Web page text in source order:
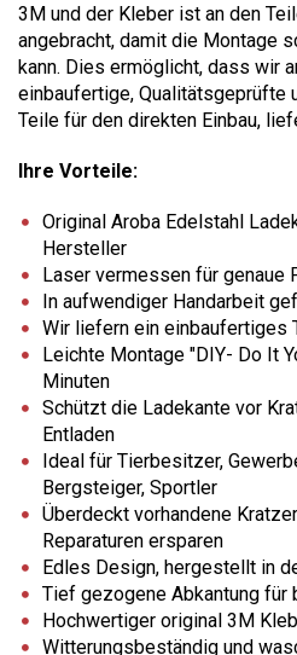
3M und der Kleber ist an den
angebracht, damit die Montage
kann. Dies ermöglicht, dass wir
einbaufertige, Qualitätsgeprüfte
Teile für den direkten Einbau,
Ihre Vorteile:
Original Aroba Edelstahl
Hersteller
Laser vermessen für genaue
In aufwendiger Handarbeit
Wir liefern ein einbaufertiges
Leichte Montage "DIY- Do It
Minuten
Schützt die Ladekante vor
Entladen
Ideal für Tierbesitzer,
Bergsteiger, Sportler
Überdeckt vorhandene
Reparaturen ersparen
Edles Design, hergestellt in
Tief gezogene Abkantung für
Hochwertiger original 3M
Witterungsbeständig und